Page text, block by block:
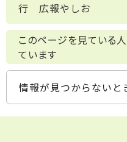
行 広報やしお
このページを見ている
ています
情報が見つからないと